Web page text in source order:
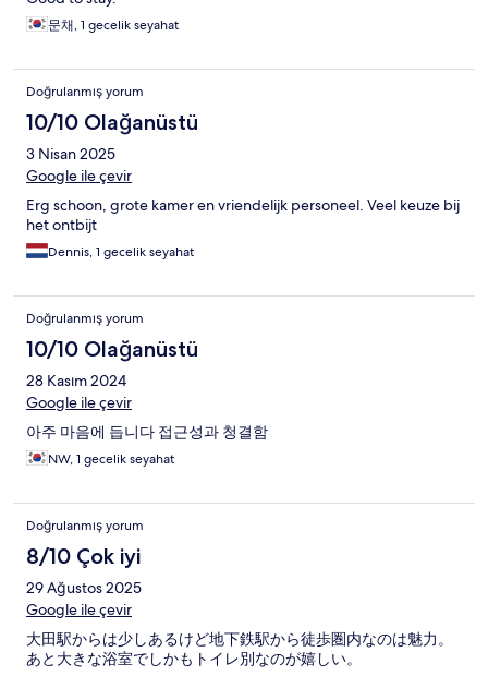
문채, 1 gecelik seyahat
Doğrulanmış yorum
10/10 Olağanüstü
3 Nisan 2025
Google ile çevir
Erg schoon, grote kamer en vriendelijk personeel. Veel keuze bij
het ontbijt
Dennis, 1 gecelik seyahat
Doğrulanmış yorum
10/10 Olağanüstü
28 Kasım 2024
Google ile çevir
아주 마음에 듭니다 접근성과 청결함
NW, 1 gecelik seyahat
Doğrulanmış yorum
8/10 Çok iyi
29 Ağustos 2025
Google ile çevir
大田駅からは少しあるけど地下鉄駅から徒歩圏内なのは魅力。
あと大きな浴室でしかもトイレ別なのが嬉しい。